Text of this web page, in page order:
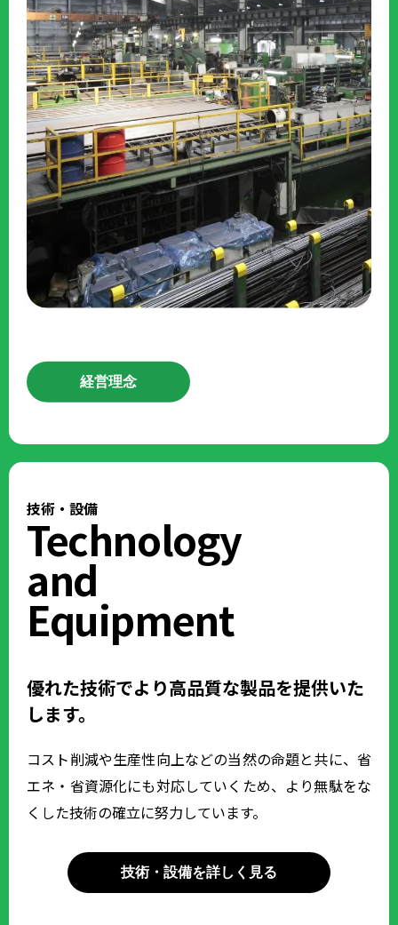
経営理念
技術・設備
Technology
and
Equipment
優れた技術でより高品質な製品を提供いた
します。
コスト削減や生産性向上などの当然の命題と共に、省
エネ・省資源化にも対応していくため、より無駄をな
くした技術の確立に努力しています。
技術・設備を詳しく見る